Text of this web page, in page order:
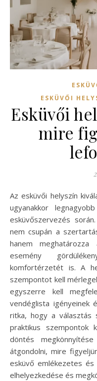
ESKÜVŐI
Esküvői
mire
Az esküvői helyszín kiválasztása az egyik legizgalmasabb,
ugyanakkor
esküvőszervezés
nem csupán a
hanem
esemény
komfortérzetét is. A
szempontot kell
egyszerre kell
vendéglista igényeinek
ritka, hogy a választás
praktikus szempontok
döntés
átgondolni, mire
esküvő emlékezetes és
elhelyezkedése és